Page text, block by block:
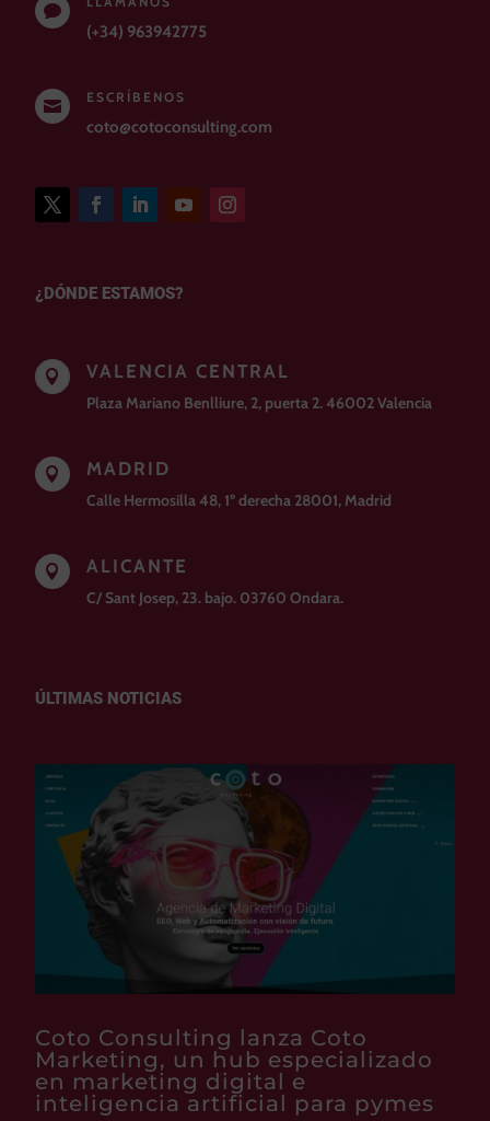

(+34) 963942775

ESCRÍBENOS
coto@cotoconsulting.com
¿DÓNDE ESTAMOS?
 VALENCIA CENTRAL
Plaza Mariano Benlliure, 2, puerta 2. 46002 Valencia
 MADRID
Calle Hermosilla 48, 1º derecha 28001, Madrid
 ALICANTE
C/ Sant Josep, 23. bajo. 03760 Ondara.
ÚLTIMAS NOTICIAS
Coto Consulting lanza Coto
Marketing, un hub especializado
en marketing digital e
inteligencia artificial para pymes